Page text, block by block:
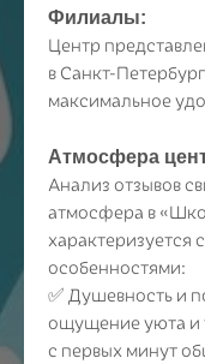
Филиалы:
Центр
в Санкт-
максимальное
Атмосфера
Анализ отзывов
атмосфера в
особенностями:
✅ Душевность и
ощущение уюта и
с первых минут